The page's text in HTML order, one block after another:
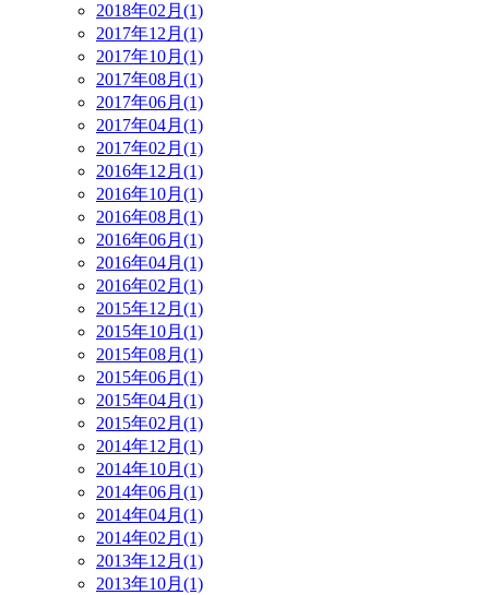
2018年02月(1)
2017年12月(1)
2017年10月(1)
2017年08月(1)
2017年06月(1)
2017年04月(1)
2017年02月(1)
2016年12月(1)
2016年10月(1)
2016年08月(1)
2016年06月(1)
2016年04月(1)
2016年02月(1)
2015年12月(1)
2015年10月(1)
2015年08月(1)
2015年06月(1)
2015年04月(1)
2015年02月(1)
2014年12月(1)
2014年10月(1)
2014年06月(1)
2014年04月(1)
2014年02月(1)
2013年12月(1)
2013年10月(1)